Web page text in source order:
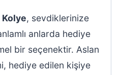
, sevdiklerinize
anlarda hediye
bir seçenektir. Aslan
hediye edilen kişiye